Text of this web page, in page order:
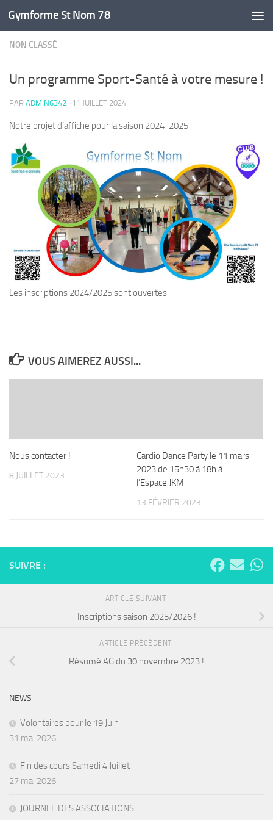
Skip to content
Gymforme St Nom 78
NON CLASSÉ
Un programme Sport-Santé à votre mesure !
PAR ADMIN6342 · 11 JUILLET 2024
Notre projet d’affiche pour la saison 2024-2025
Les inscriptions 2024/2025 sont ouvertes.
VOUS AIMEREZ AUSSI...
Nous contacter !
8 JUILLET 2023
Cardio Dance Party le 11 mars
2023 de 15h30 à 18h à
l’Espace JKM
13 FÉVRIER 2023
SUIVRE :
ARTICLE SUIVANT
Inscriptions saison 2025/2026 !
ARTICLE PRÉCÉDENT
Résumé AG du 30 novembre 2023 !
NEWS
Volontaires pour le 19 Juin
31 mai 2026
Fin des cours Samedi 4 Juillet
27 mai 2026
JOURNEE DES ASSOCIATIONS